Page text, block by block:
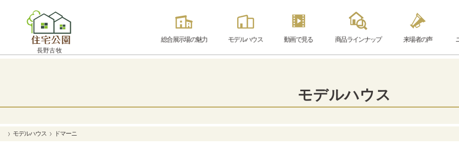
長野古牧
総合展示場の魅力 モデルハウス 動画で見る 商品ラインナップ 来場者の声
モデルハウス
モデルハウス ドマーニ